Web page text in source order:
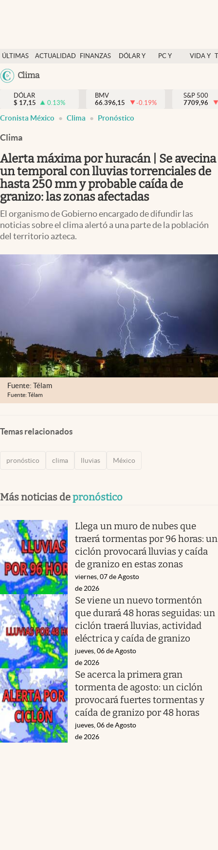
ÚLTIMAS
NOTICIAS
ACTUALIDAD
FINANZAS
DÓLAR Y
PC Y
VIDA Y
México
Clima
Actualidad
Finanzas y economía
Dólar y mercados
Pc y celular
Vida y estilo
Tv
Clima
DÓLAR
$ 17,15 0.13%
BMV
66.396,15
-0.19%
S&P 500
7709,96
Cronista México Clima Pronóstico
Clima
Alerta máxima por huracán | Se avecina
un temporal con lluvias torrenciales de
hasta 250 mm y probable caída de
granizo: las zonas afectadas
El organismo de Gobierno encargado de difundir las
noticias sobre el clima alertó a una parte de la población
del territorio azteca.
Fuente: Télam
Fuente: Télam
Temas relacionados
pronóstico clima lluvias México
Más noticias depronóstico
Llega un muro de nubes que
traerá tormentas por 96 horas: un
ciclón provocará lluvias y caída
de granizo en estas zonas
viernes, 07 de Agosto
de 2026
Se viene un nuevo tormentón
que durará 48 horas seguidas: un
ciclón traerá lluvias, actividad
eléctrica y caída de granizo
jueves, 06 de Agosto
de 2026
Se acerca la primera gran
tormenta de agosto: un ciclón
provocará fuertes tormentas y
caída de granizo por 48 horas
jueves, 06 de Agosto
de 2026